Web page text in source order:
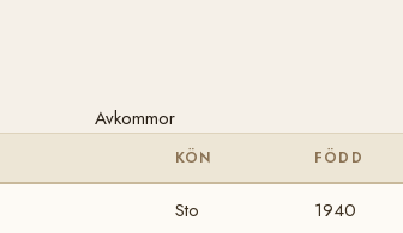
Avkommor
KÖN FÖDD
Sto 1940